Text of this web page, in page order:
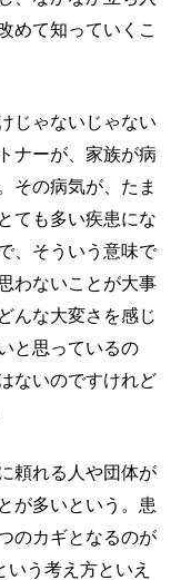
めて知っていくこ
じゃないじゃない
ナーが、家族が病
その病気が、たま
ても多い疾患にな
、そういう意味で
わないことが大事
んな大変さを感じ
と思っているの
ないのですけれど
頼れる人や団体が
が多いという。患
のカギとなるのが
う考え方といえ